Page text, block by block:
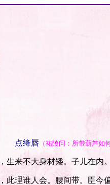
点绛唇 （祐陵问：所带葫芦如
生来不大身材矮。子儿在内
此理谁人会。腰间带。臣今